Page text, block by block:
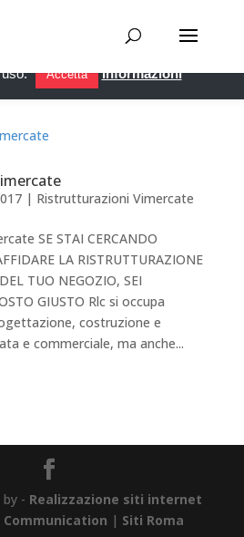
| Ristrutturazioni Vimercate
SE STAI CERCANDO
LA RISTRUTTURAZIONE
TUO NEGOZIO, SEI
GIUSTO Rlc si occupa
costruzione e
e commerciale, ma anche...
by - Realizzazione siti internet
Communication | Siti Roma
per migliorare servizi ed esperienza
la navigazione, consideriamo
uso.
Accetta Informazioni